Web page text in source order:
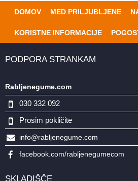
DOMOV MED PRILJUBLJENE
KORISTNE INFORMACIJE
PODPORA STRANKAM
Rabljenegume.com
030 332 092
Prosim pokličite
info@rabljenegume.com
facebook.com/rabljenegumecom
SKLADIŠČE